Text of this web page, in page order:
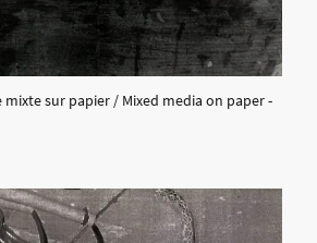
mixte sur papier / Mixed media on paper -